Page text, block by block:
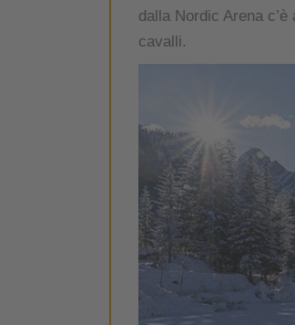
dalla Nordic Arena
cavalli.